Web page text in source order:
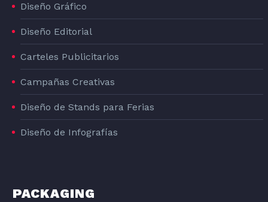
Diseño Gráfico
Diseño Editorial
Carteles Publicitarios
Campañas Creativas
Diseño de Stands para Ferias
Diseño de Infografías
PACKAGING